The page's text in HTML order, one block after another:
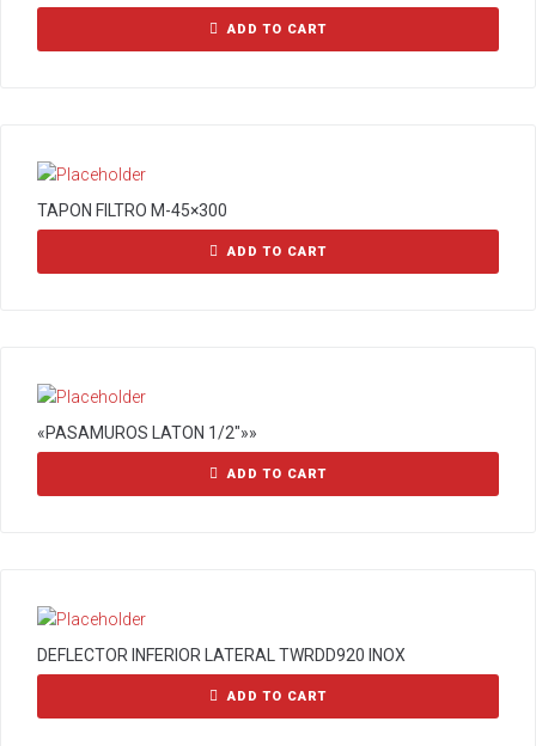
ADD TO CART
TAPON FILTRO M-45×300
ADD TO CART
«PASAMUROS LATON 1/2″»»
ADD TO CART
DEFLECTOR INFERIOR LATERAL TWRDD920 INOX
ADD TO CART